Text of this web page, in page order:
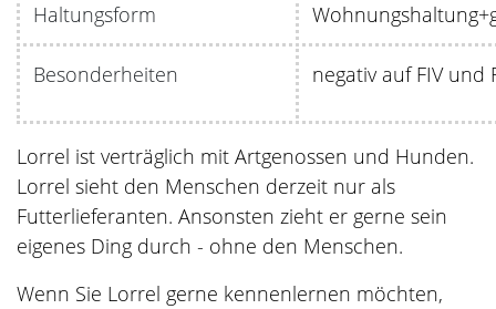
Haltungsform
Besonderheiten negativ auf FIV und
Lorrel ist verträglich mit Artgenossen und Hunden.
Lorrel sieht den Menschen derzeit nur als
Futterlieferanten. Ansonsten zieht er gerne sein
eigenes Ding durch - ohne den Menschen.
Wenn Sie Lorrel gerne kennenlernen möchten,